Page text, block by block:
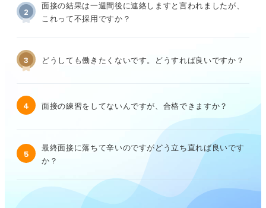
2
面接の結果は一週間後に連絡しますと言われましたが、
これって不採用ですか？
3 どうしても働きたくないです。どうすれば良いですか？
4 面接の練習をしてないんですが、合格できますか？
5
最終面接に落ちて辛いのですがどう立ち直れば良いです
か？